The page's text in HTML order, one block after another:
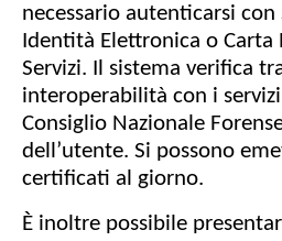
necessario autenticarsi con
Identità Elettronica o Carta
Servizi. Il sistema verifica
interoperabilità con i
Consiglio Nazionale
dell’utente. Si possono
certificati al giorno.
È inoltre possibile